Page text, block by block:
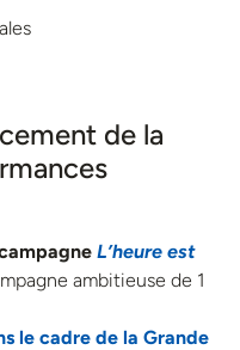
de la
L’heure est
ambitieuse de 1
le cadre de la Grande